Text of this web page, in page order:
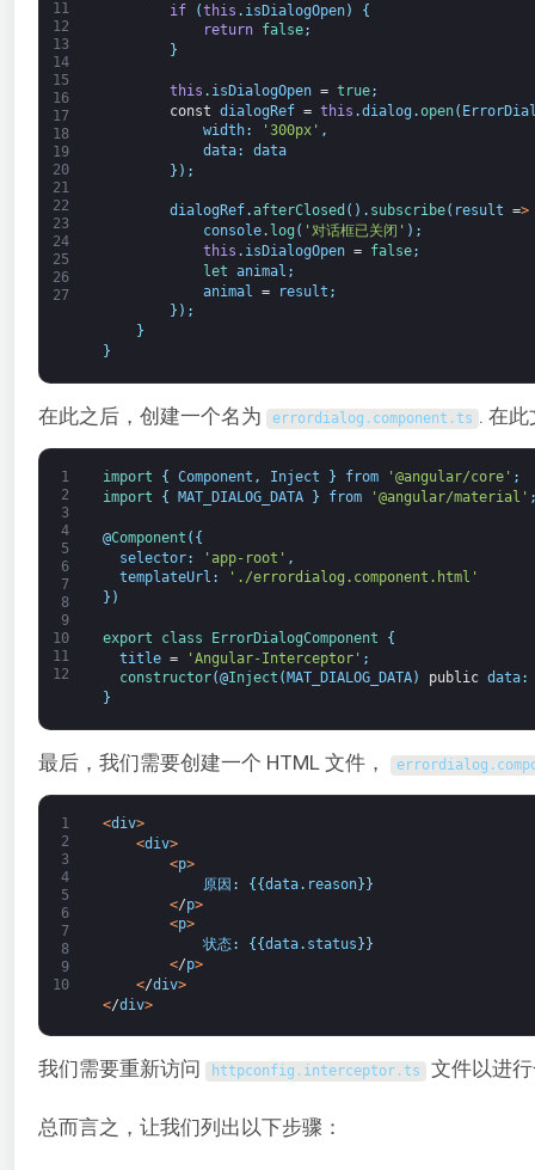
11
12
13
14
15
16
17
18
19
20
21
22
23
24
25
26
27
if
(this . isDialogOpen)
{
return
false;
}
this . isDialogOpen = true;
const dialogRef = this .dialog .open(
width: '300px' ,
data:
data
} ) ;
dialogRef.afterClosed ( ) . subscribe( result =>
console. log ( '对话框已关闭' ) ;
this . isDialogOpen = false;
let animal ;
animal
= result ;
} ) ;
}
}
在此之后，创建一个名为 errordialog . component .ts . 在此
1
2
3
4
5
6
7
8
9
10
11
12
import { Component , Inject } from '@angular/core' ;
import
{ MAT_DIALOG_DATA } from '@angular/material'
@Component ( {
selector: 'app-root' ,
templateUrl :
'./errordialog.component.html'
} )
export class ErrorDialogComponent
{
title = 'Angular-Interceptor' ;
constructor(@Inject ( MAT_DIALOG_DATA) public data:
}
最后，我们需要创建一个 HTML 文件， errordialog .
1
2
3
4
5
6
7
8
9
10
<div>
<div>
<p>
原因 : {{data. reason}}
</p>
<p>
状态: { {data. status } }
</p>
</div>
</div>
我们需要重新访问 httpconfig . interceptor.ts 文件以进行
总而言之，让我们列出以下步骤：